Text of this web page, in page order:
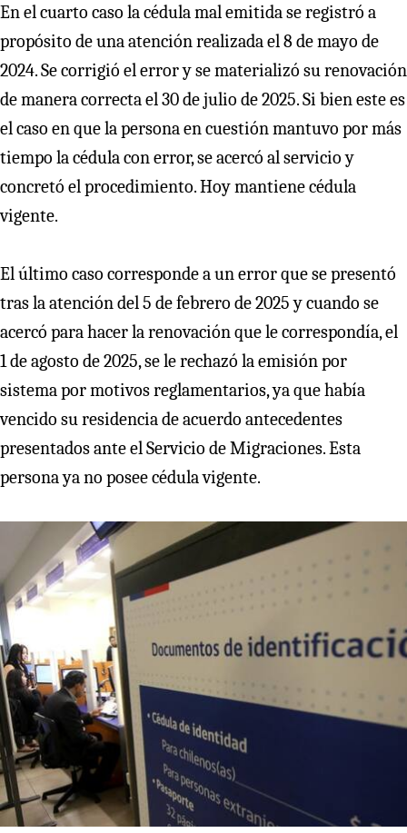
En el cuarto caso la cédula mal emitida se registró a
propósito de una atención realizada el 8 de mayo de
2024. Se corrigió el error y se materializó su renovación
de manera correcta el 30 de julio de 2025. Si bien este es
el caso en que la persona en cuestión mantuvo por más
tiempo la cédula con error, se acercó al servicio y
concretó el procedimiento. Hoy mantiene cédula
vigente.
El último caso corresponde a un error que se presentó
tras la atención del 5 de febrero de 2025 y cuando se
acercó para hacer la renovación que le correspondía, el
1 de agosto de 2025, se le rechazó la emisión por
sistema por motivos reglamentarios, ya que había
vencido su residencia de acuerdo antecedentes
presentados ante el Servicio de Migraciones. Esta
persona ya no posee cédula vigente.